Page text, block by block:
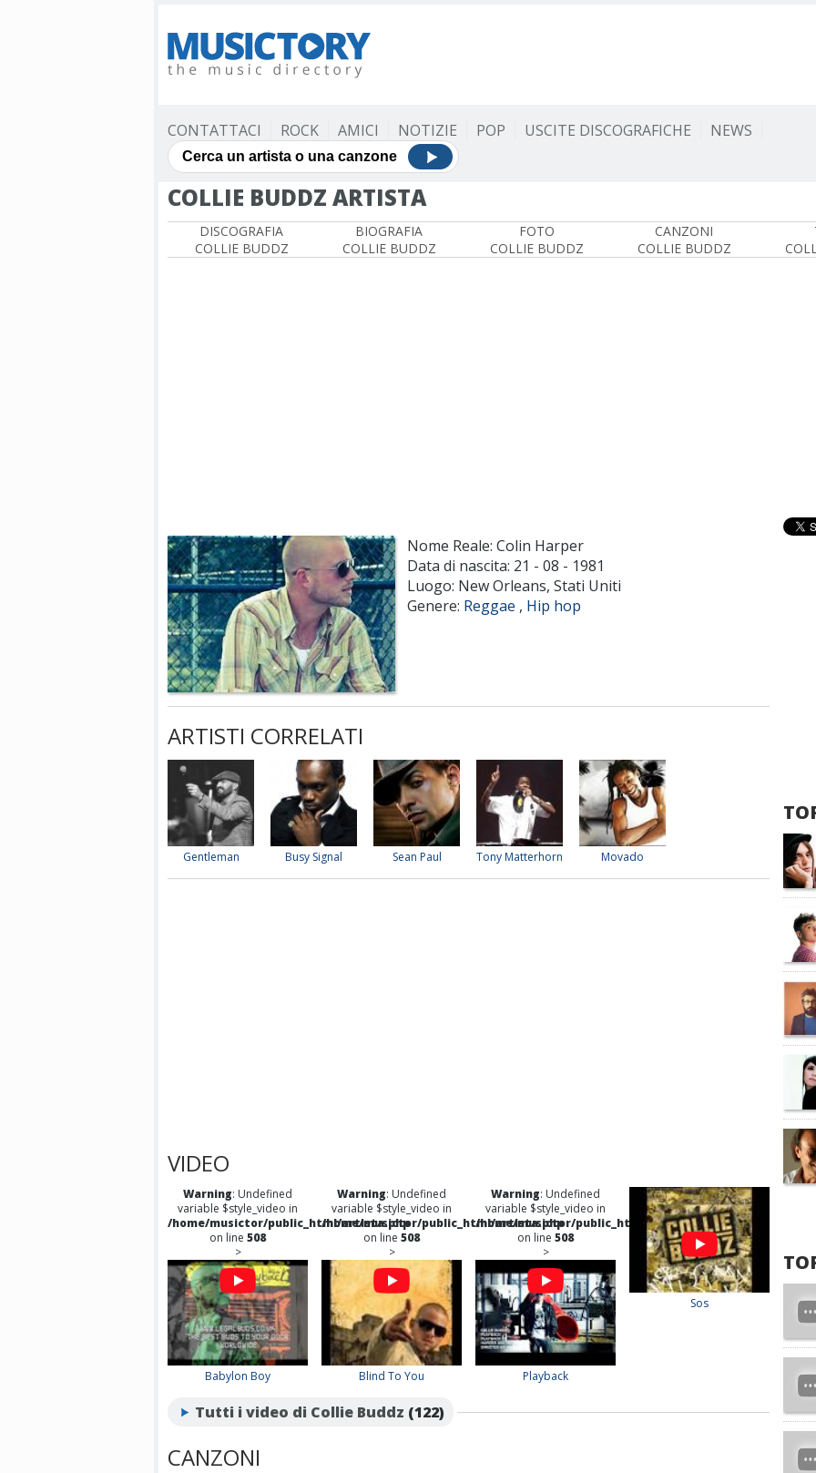
CONTATTACI ROCK AMICI NOTIZIE POP USCITE DISCOGRAFICHE NEWS
COLLIE BUDDZ ARTISTA
DISCOGRAFIA
COLLIE BUDDZ
BIOGRAFIA
COLLIE BUDDZ
FOTO
COLLIE BUDDZ
CANZONI
COLLIE BUDDZ
Nome Reale: Colin Harper
Data di nascita: 21 - 08 - 1981
Luogo: New Orleans, Stati Uniti
Genere: Reggae , Hip hop
ARTISTI CORRELATI
Gentleman Busy Signal Sean Paul Tony Matterhorn Movado
VIDEO
Warning: Undefined
variable $style_video in
/home/musictor/public_html/artista.php
on line 508
>
Babylon Boy
Warning: Undefined
variable $style_video in
/home/musictor/public_html/artista.php
on line 508
>
Blind To You
Warning: Undefined
variable $style_video in
/home/musictor/public_html/artista.php
on line 508
>
Playback
Sos
Tutti i video di Collie Buddz (122)
CANZONI